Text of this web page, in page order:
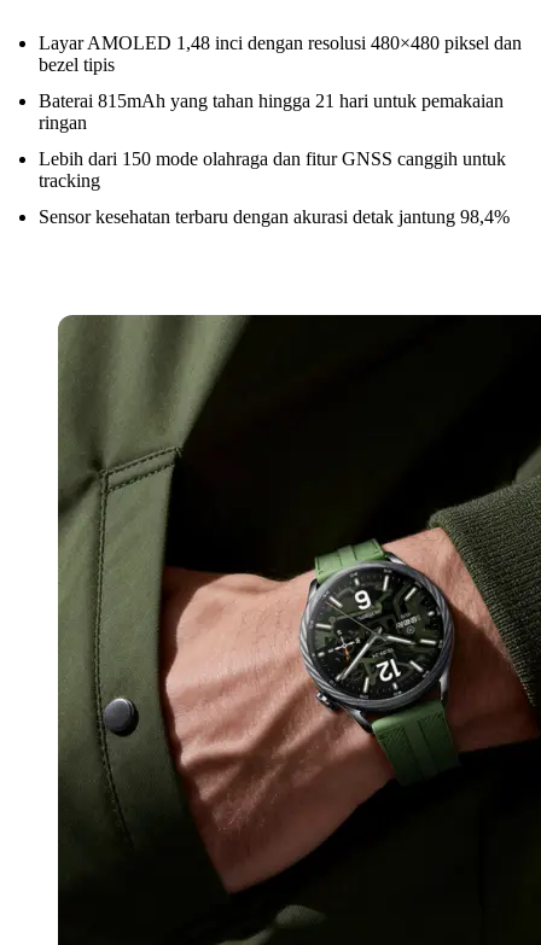
Layar AMOLED 1,48 inci dengan resolusi 480×480 piksel dan
bezel tipis
Baterai 815mAh yang tahan hingga 21 hari untuk pemakaian
ringan
Lebih dari 150 mode olahraga dan fitur GNSS canggih untuk
tracking
Sensor kesehatan terbaru dengan akurasi detak jantung 98,4%